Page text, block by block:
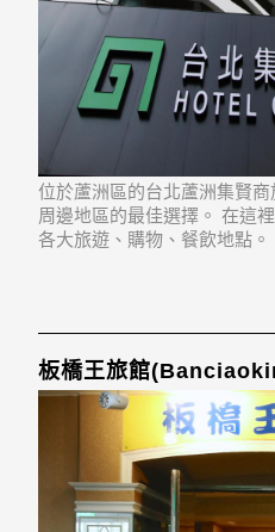
位於蘆洲區的台北蘆洲集賢
周邊地區的最佳選擇。 在這
各大旅遊、購物、餐飲地點。
Shop, 保安宮, Paoan Temple
板橋王旅館